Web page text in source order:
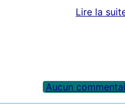
Lire la
Aucun